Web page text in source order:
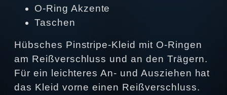
O-Ring Akzente
Taschen
Hübsches Pinstripe-Kleid mit O-Ringen
am Reißverschluss und an den Trägern.
Für ein leichteres An- und Ausziehen hat
das Kleid vorne einen Reißverschluss.